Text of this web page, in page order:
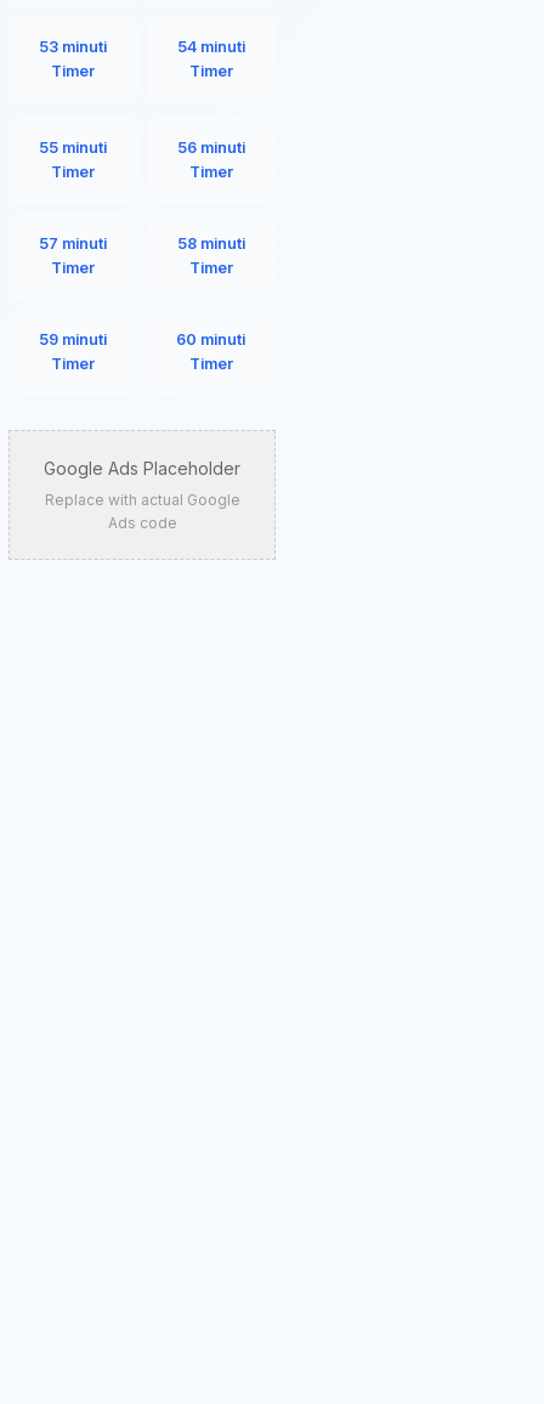
53 minuti
Timer
54 minuti
Timer
55 minuti
Timer
56 minuti
Timer
57 minuti
Timer
58 minuti
Timer
59 minuti
Timer
60 minuti
Timer
Google Ads Placeholder
Replace with actual Google
Ads code